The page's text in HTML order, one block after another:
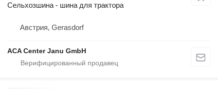
Сельхозшина - шина для трактора
Австрия, Gerasdorf
ACA Center Janu GmbH